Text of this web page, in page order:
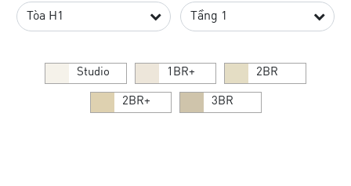
Studio 1BR+ 2BR
2BR+ 3BR